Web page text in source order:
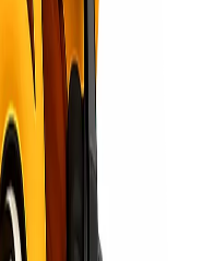
handling yang
lebih efektif untuk